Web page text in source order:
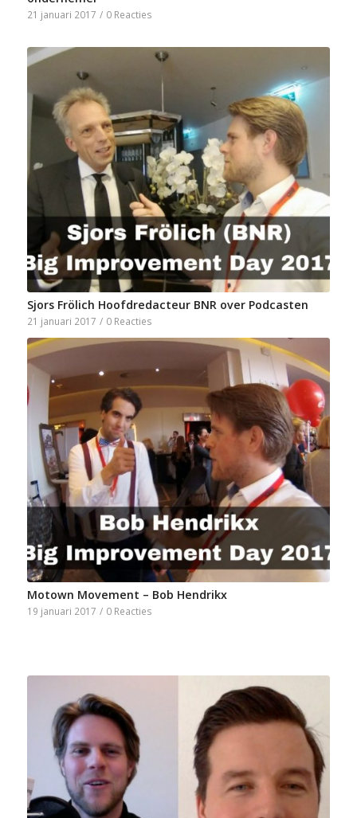
21 januari 2017 / 0 Reacties
Sjors Frölich Hoofdredacteur BNR over Podcasten
21 januari 2017 / 0 Reacties
Motown Movement – Bob Hendrikx
19 januari 2017 / 0 Reacties